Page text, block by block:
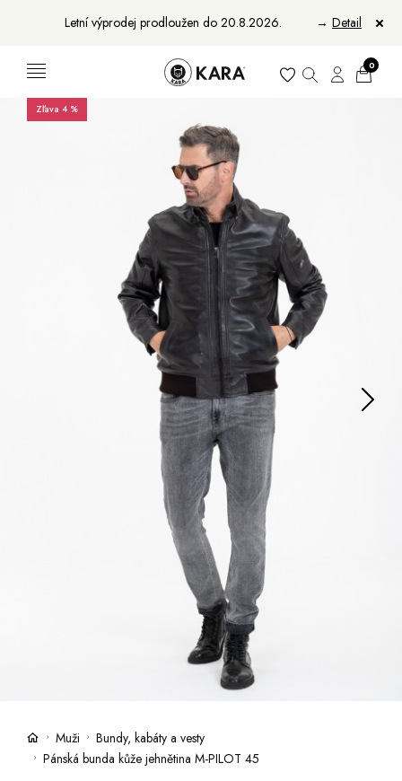
Letní výprodej prodloužen do 20.8.2026. → Detail
Muži
Bundy, kabáty a vesty
Aktovky, tašky a batohy
Peňaženky
Opasky
Manikúry
Šály
Služby
Kara klub
Extra výhodné
Zľavy
Slovensky
0
Zľava 4 %
Muži
Bundy, kabáty a vesty
Pánská bunda kůže jehnětina M-PILOT 45